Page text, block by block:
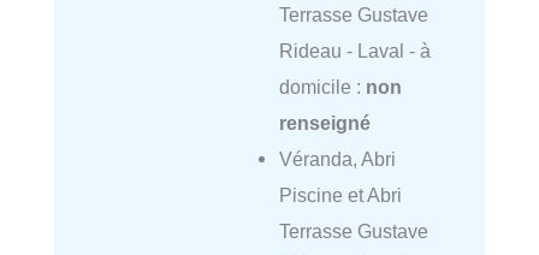
Terrasse Gustave
Rideau - Laval - à
domicile : non
renseigné
Véranda, Abri
Piscine et Abri
Terrasse Gustave